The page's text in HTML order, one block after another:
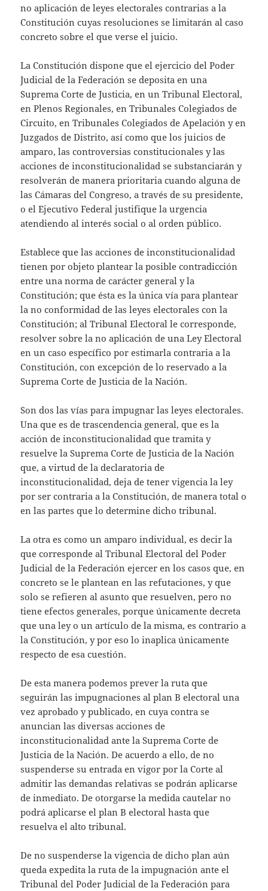
no aplicación de leyes electorales contrarias a la
Constitución cuyas resoluciones se limitarán al caso
concreto sobre el que verse el juicio.
La Constitución dispone que el ejercicio del Poder
Judicial de la Federación se deposita en una
Suprema Corte de Justicia, en un Tribunal Electoral,
en Plenos Regionales, en Tribunales Colegiados de
Circuito, en Tribunales Colegiados de Apelación y en
Juzgados de Distrito, así como que los juicios de
amparo, las controversias constitucionales y las
acciones de inconstitucionalidad se substanciarán y
resolverán de manera prioritaria cuando alguna de
las Cámaras del Congreso, a través de su presidente,
o el Ejecutivo Federal justifique la urgencia
atendiendo al interés social o al orden público.
Establece que las acciones de inconstitucionalidad
tienen por objeto plantear la posible contradicción
entre una norma de carácter general y la
Constitución; que ésta es la única vía para plantear
la no conformidad de las leyes electorales con la
Constitución; al Tribunal Electoral le corresponde,
resolver sobre la no aplicación de una Ley Electoral
en un caso específico por estimarla contraria a la
Constitución, con excepción de lo reservado a la
Suprema Corte de Justicia de la Nación.
Son dos las vías para impugnar las leyes electorales.
Una que es de trascendencia general, que es la
acción de inconstitucionalidad que tramita y
resuelve la Suprema Corte de Justicia de la Nación
que, a virtud de la declaratoria de
inconstitucionalidad, deja de tener vigencia la ley
por ser contraria a la Constitución, de manera total o
en las partes que lo determine dicho tribunal.
La otra es como un amparo individual, es decir la
que corresponde al Tribunal Electoral del Poder
Judicial de la Federación ejercer en los casos que, en
concreto se le plantean en las refutaciones, y que
solo se refieren al asunto que resuelven, pero no
tiene efectos generales, porque únicamente decreta
que una ley o un artículo de la misma, es contrario a
la Constitución, y por eso lo inaplica únicamente
respecto de esa cuestión.
De esta manera podemos prever la ruta que
seguirán las impugnaciones al plan B electoral una
vez aprobado y publicado, en cuya contra se
anuncian las diversas acciones de
inconstitucionalidad ante la Suprema Corte de
Justicia de la Nación. De acuerdo a ello, de no
suspenderse su entrada en vigor por la Corte al
admitir las demandas relativas se podrán aplicarse
de inmediato. De otorgarse la medida cautelar no
podrá aplicarse el plan B electoral hasta que
resuelva el alto tribunal.
De no suspenderse la vigencia de dicho plan aún
queda expedita la ruta de la impugnación ante el
Tribunal del Poder Judicial de la Federación para